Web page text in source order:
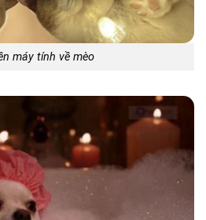
máy tính về mèo